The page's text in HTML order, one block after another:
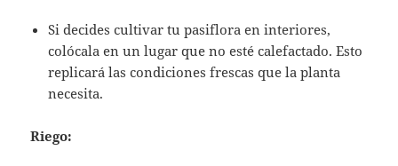
Si decides cultivar tu pasiflora en interiores,
colócala en un lugar que no esté calefactado. Esto
replicará las condiciones frescas que la planta
necesita.
Riego: